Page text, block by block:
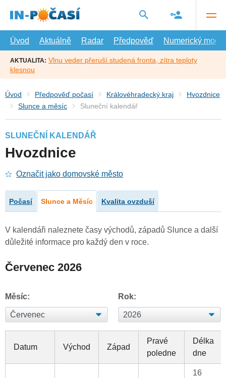
hlavní
Úvod
Aktuálně Radar Předpověď Numerický model
AKTUALITA: Vlnu veder přeruší studená fronta, zítra teploty
klesnou
Úvod Předpověď počasí Královéhradecký kraj
Hvozdnice
Slunce a měsíc
Sluneční kalendář
SLUNEČNÍ KALENDÁŘ
Hvozdnice
Označit jako domovské město
Počasí Slunce a Měsíc Kvalita ovzduší
V kalendáři naleznete časy východů, západů Slunce a další
důležité informace pro každý den v roce.
Červenec 2026
Měsíc: Rok:
Datum Východ Západ
Pravé
poledne
Délka
dne
16